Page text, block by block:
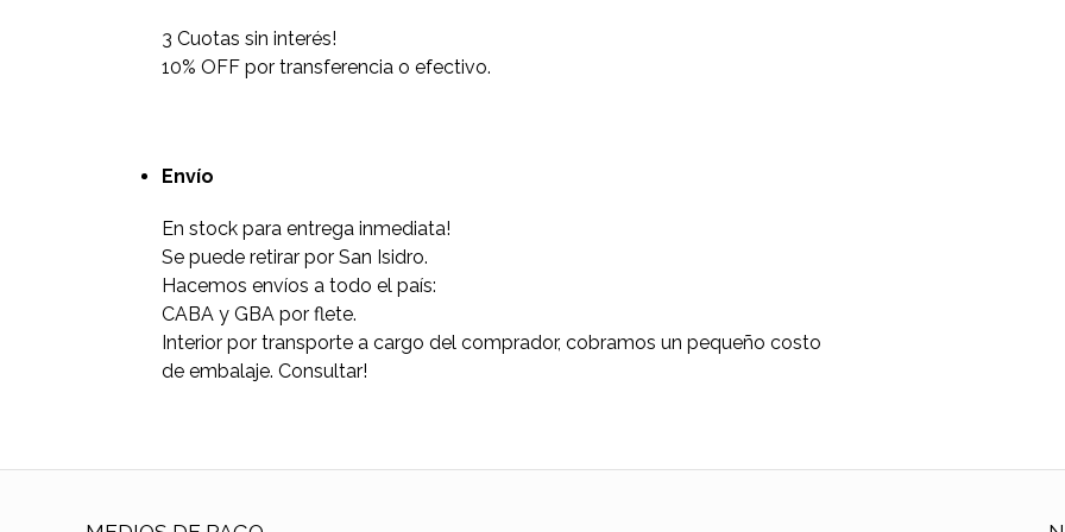
3 Cuotas sin interés!
10% OFF por transferencia o efectivo.
Envío
En stock para entrega inmediata!
Se puede retirar por San Isidro.
Hacemos envíos a todo el país:
CABA y GBA por flete.
Interior por transporte a cargo del comprador, cobramos un pequeño costo
de embalaje. Consultar!